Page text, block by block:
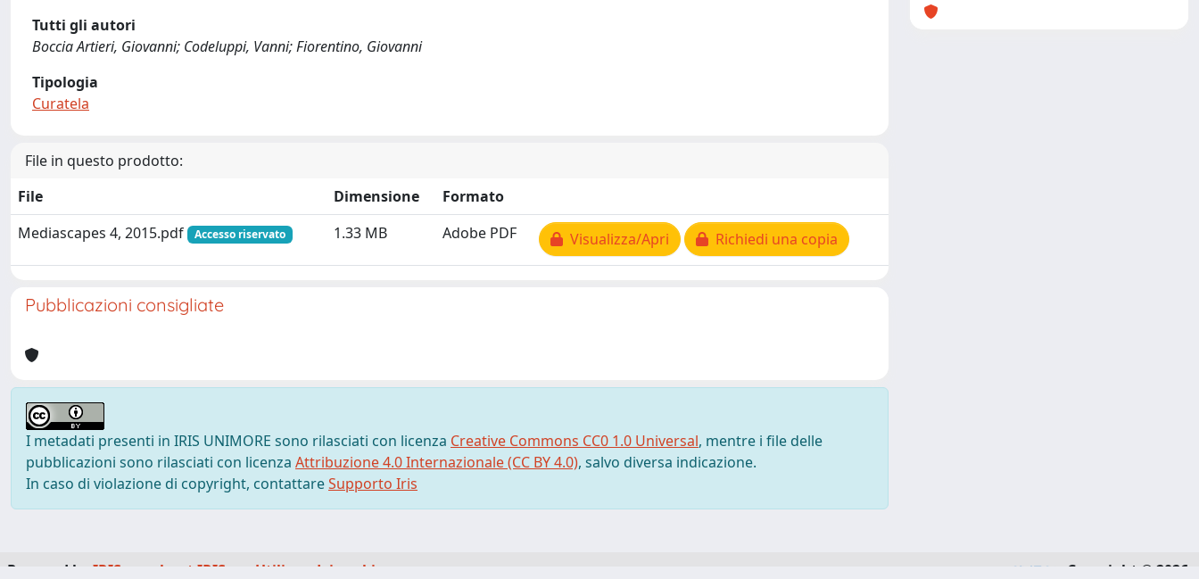
Tutti gli autori
Boccia Artieri, Giovanni; Codeluppi, Vanni; Fiorentino, Giovanni
Tipologia
Curatela
File in questo prodotto:
File
Dimensione
Formato
Mediascapes 4, 2015.pdf
Accesso riservato 1.33 MB Adobe PDF Visualizza/Apri Richiedi una copia
Pubblicazioni consigliate
I metadati presenti in IRIS UNIMORE sono rilasciati con licenza Creative Commons CC0 1.0 Universal, mentre i file delle
pubblicazioni sono rilasciati con licenza Attribuzione 4.0 Internazionale (CC BY 4.0), salvo diversa indicazione.
In caso di violazione di copyright, contattareSupporto Iris
Powered by IRIS about IRIS Utilizzo dei cookie Copyright © 2026